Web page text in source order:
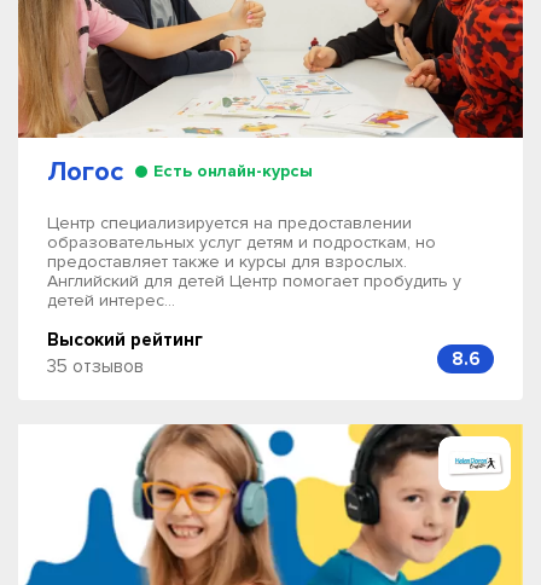
Логос Есть онлайн-курсы
Центр специализируется на предоставлении
образовательных услуг детям и подросткам, но
предоставляет также и курсы для взрослых.
Английский для детей Центр помогает пробудить у
детей интерес...
Высокий рейтинг
35 отзывов
8.6